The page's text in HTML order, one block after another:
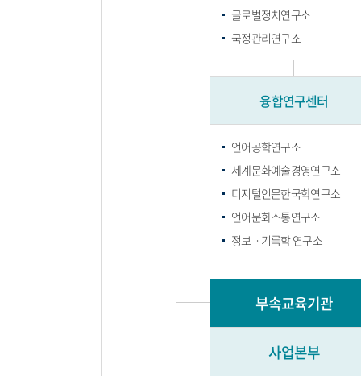
글로벌정치연구소
국정관리연구소
융합연구센터
언어공학연구소
세계문화예술경영연구소
디지털인문한국학연구소
언어문화소통연구소
정보ㆍ기록학 연구소
부속교육기관
사업본부